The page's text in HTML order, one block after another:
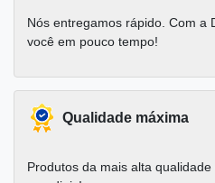
Nós entregamos rápido. Com a
você em pouco tempo!
Qualidade máxima
Produtos da mais alta